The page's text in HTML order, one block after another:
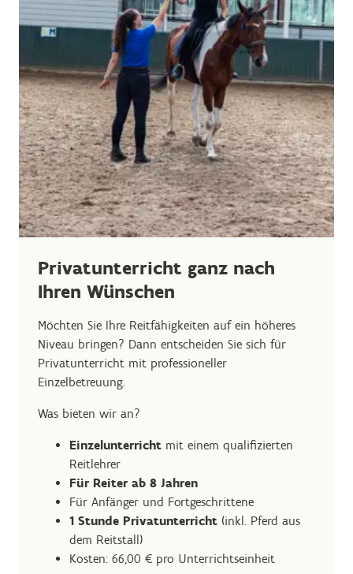
Privatunterricht ganz nach
Ihren Wünschen
Möchten Sie Ihre Reitfähigkeiten auf ein höheres
Niveau bringen? Dann entscheiden Sie sich für
Privatunterricht mit professioneller
Einzelbetreuung.
Was bieten wir an?
Einzelunterricht mit einem qualifizierten
Reitlehrer
Für Reiter ab 8 Jahren
Für Anfänger und Fortgeschrittene
1 Stunde Privatunterricht (inkl. Pferd aus
dem Reitstall)
Kosten: 66,00 € pro Unterrichtseinheit